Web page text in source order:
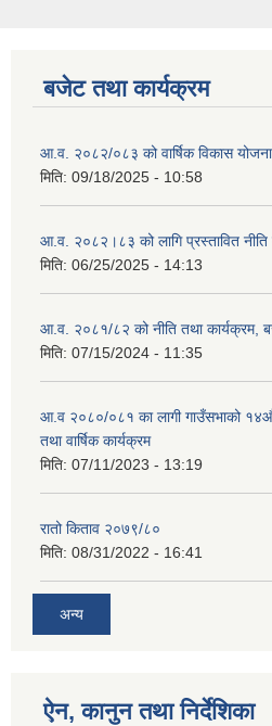
बजेट तथा कार्यक्रम
आ.व. २०८२/०८३ को वार्षिक विकास
मिति: 09/18/2025 - 10:58
आ.व. २०८२।८३ को लागि प्रस्तावित नीति
मिति: 06/25/2025 - 14:13
आ.व. २०८१/८२ को नीति तथा कार्यक्रम,
मिति: 07/15/2024 - 11:35
आ.व २०८०/०८१ का लागी गाउँसभाको १४औँ
तथा वार्षिक कार्यक्रम
मिति: 07/11/2023 - 13:19
रातो किताव २०७९/८०
मिति: 08/31/2022 - 16:41
अन्य
ऐन, कानुन तथा निर्देशिका